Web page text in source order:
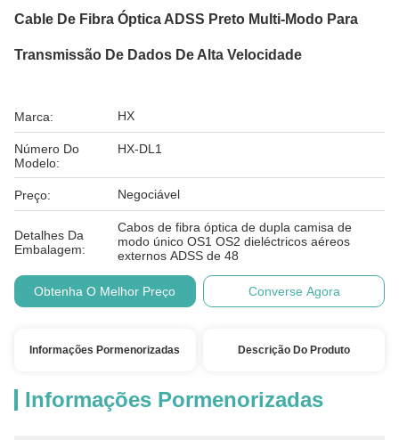
Cable De Fibra Óptica ADSS Preto Multi-Modo Para
Transmissão De Dados De Alta Velocidade
Marca: HX
Número Do
Modelo:
HX-DL1
Preço: Negociável
Detalhes Da
Embalagem:
Cabos de fibra óptica de dupla camisa de
modo único OS1 OS2 dieléctricos aéreos
externos ADSS de 48
Obtenha O Melhor Preço Converse Agora
Informações Pormenorizadas Descrição Do Produto
Informações Pormenorizadas